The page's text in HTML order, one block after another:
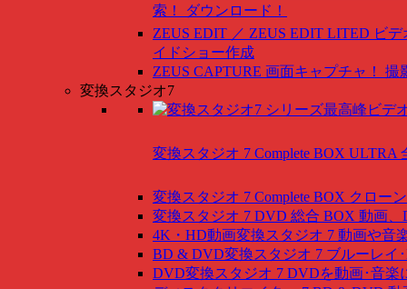
索！ ダウンロード！
ZEUS EDIT ／ ZEUS EDIT LITED ビ
イドショー作成
ZEUS CAPTURE 画面キャプチャ！ 撮
変換スタジオ7
変換スタジオ 7 Complete BOX ULTRA
変換スタジオ 7 Complete BOX クロー
変換スタジオ 7 DVD 総合 BOX 動画、
4K・HD動画変換スタジオ 7 動画や音
BD & DVD変換スタジオ 7 ブルーレイ
DVD変換スタジオ 7 DVDを動画･音楽